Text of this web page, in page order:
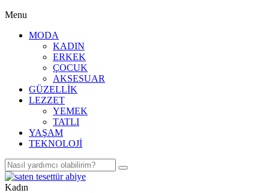
Menu
MODA
KADIN
ERKEK
ÇOCUK
AKSESUAR
GÜZELLİK
LEZZET
YEMEK
TATLI
YAŞAM
TEKNOLOJİ
Kadın